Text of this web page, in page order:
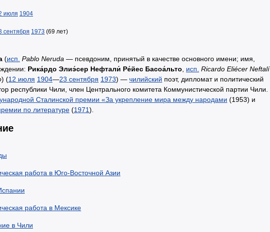
июля 1904
сентября 1973 (69 лет)
(исп. Pablo Neruda — псевдоним, принятый в качестве основного имени; имя,
Рика́рдо Элиэ́сер Нефтали́ Ре́йес Басоа́льто исп. Ricardo Eliécer Neftalí
) (12 июля 1904—23 сентября 1973) — чилийский поэт, дипломат и политический
республики Чили, член Центрального комитета Коммунистической партии Чили.
Сталинской премии «За укрепление мира между народами (1953) и
по литературе (1971).
работа в Юго-Восточной Азии
работа в Мексике
в Чили